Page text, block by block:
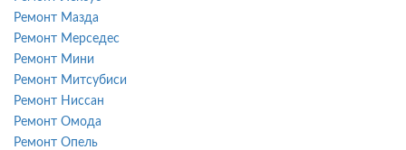
Ремонт Мазда
Ремонт Мерседес
Ремонт Мини
Ремонт Митсубиси
Ремонт Ниссан
Ремонт Омода
Ремонт Опель